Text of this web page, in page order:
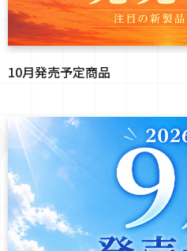
10月発売予定商品